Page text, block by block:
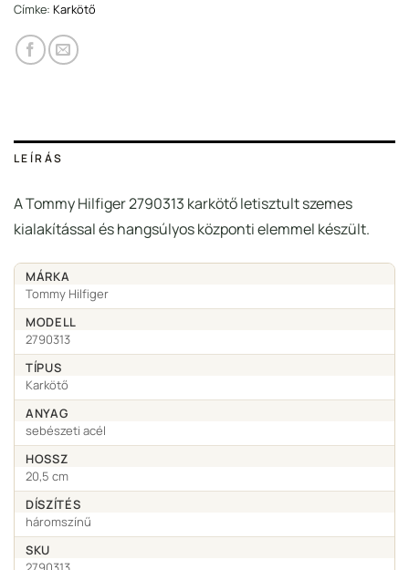
Címke: Karkötő
LEÍRÁS
A Tommy Hilfiger 2790313 karkötő letisztult szemes
kialakítással és hangsúlyos központi elemmel készült.
MÁRKA
Tommy Hilfiger
MODELL
2790313
TÍPUS
Karkötő
ANYAG
sebészeti acél
HOSSZ
20,5 cm
DÍSZÍTÉS
háromszínű
SKU